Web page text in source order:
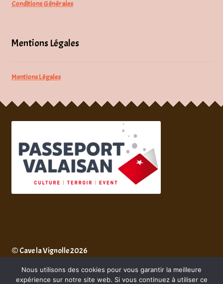
Conditions Générales
Mentions Légales
Mentions Légales
© Cave la Vignolle 2026
Nous utilisons des cookies pour vous garantir la meilleure
expérience sur notre site web. Si vous continuez à utiliser ce